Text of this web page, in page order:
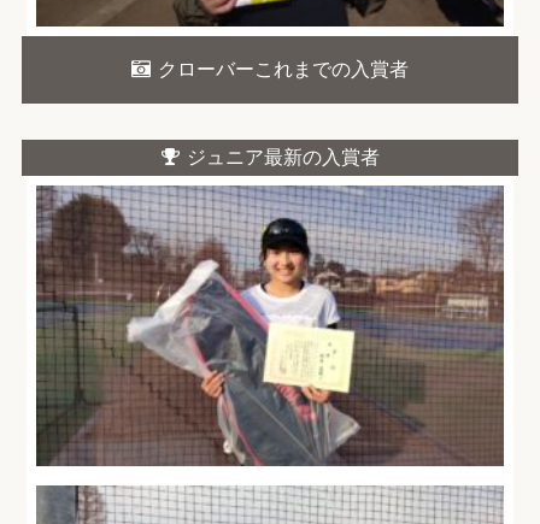
クローバーこれまでの入賞者
ジュニア最新の入賞者